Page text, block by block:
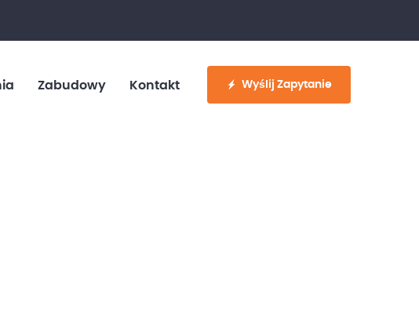
530 886 214
Zabudowy Kontakt Wyślij Zapytanie